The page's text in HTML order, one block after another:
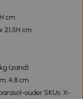
cm
21,5H cm
(zand)
4,8 cm
ouder SKUs: X-